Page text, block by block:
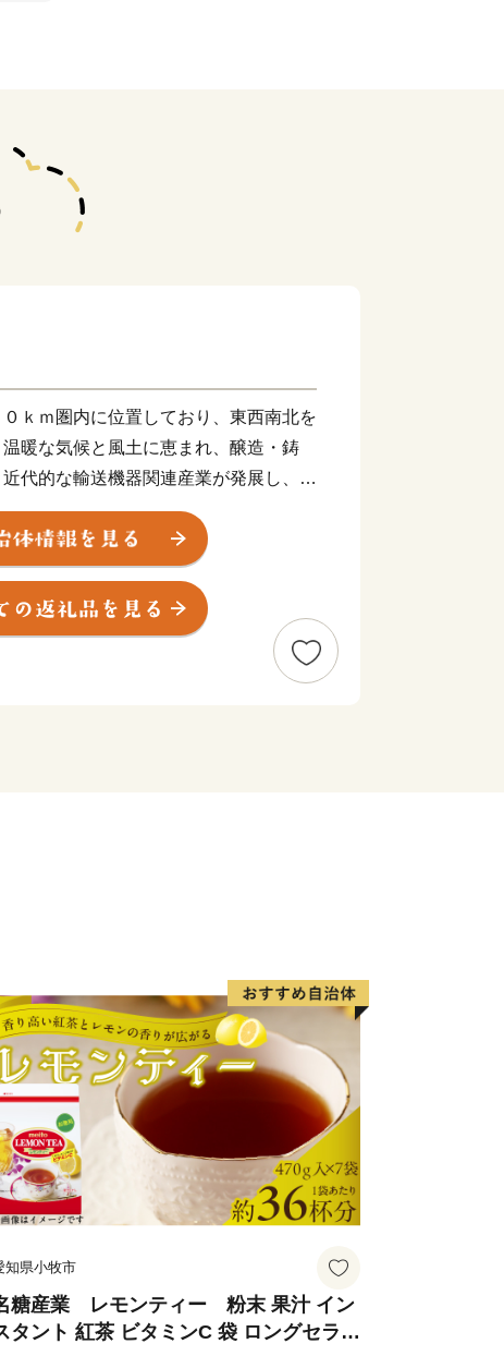
ｋｍ圏内に位置しており、東西南北を
暖な気候と風土に恵まれ、醸造・鋳
代的な輸送機器関連産業が発展し、さ
和のとれた産業構造となっています。
知県小牧市
糖産業 レモンティー 粉末 果汁 イン
タント 紅茶 ビタミンC 袋 ロングセラー